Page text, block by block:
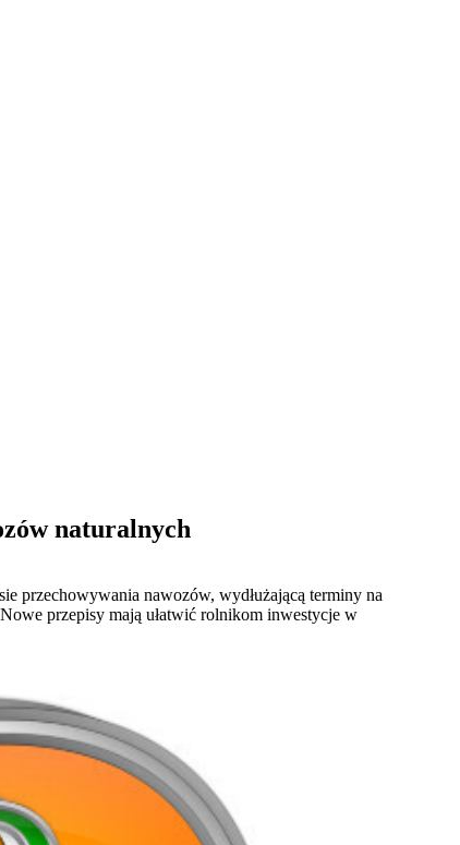
naturalnych
przechowywania nawozów, wydłużającą terminy na
przepisy mają ułatwić rolnikom inwestycje w